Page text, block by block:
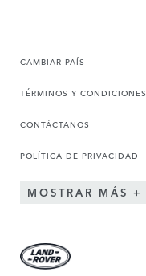
CAMBIAR PAÍS
TÉRMINOS Y CONDICIONES
CONTÁCTANOS
POLÍTICA DE PRIVACIDAD
MOSTRAR MÁS